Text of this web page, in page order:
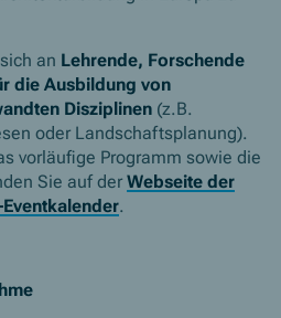
an Lehrende, Forschende
die Ausbildung von
Disziplinen (z.B.
oder Landschaftsplanung).
vorläufige Programm sowie die
Sie auf derWebseite der
Eventkalender.